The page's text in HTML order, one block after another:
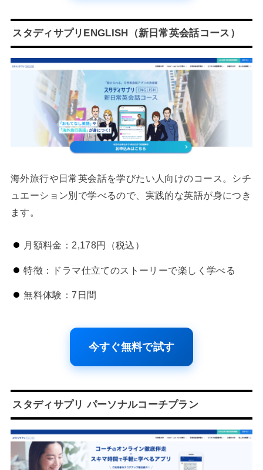
スタディサプリENGLISH（新日常英会話コース）
海外旅行や日常英会話を学びたい人向けのコース。シチ
ュエーション別で学べるので、実践的な英語が身につき
ます。
月額料金：2,178円（税込）
特徴：ドラマ仕立てのストーリーで楽しく学べる
無料体験：7日間
今すぐ無料で試す
スタディサプリ パーソナルコーチプラン